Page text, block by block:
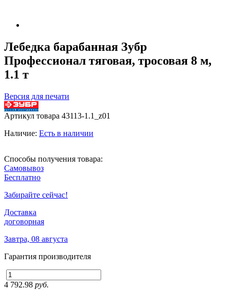
Лебедка барабанная Зубр
Профессионал тяговая, тросовая 8 м,
1.1 т
Версия для печати
Артикул товара 43113-1.1_z01
Наличие: Есть в наличии
Способы получения товара:
Самовывоз
Бесплатно
Забирайте сейчас!
Доставка
договорная
Завтра, 08 августа
Гарантия производителя
4 792.98 руб.